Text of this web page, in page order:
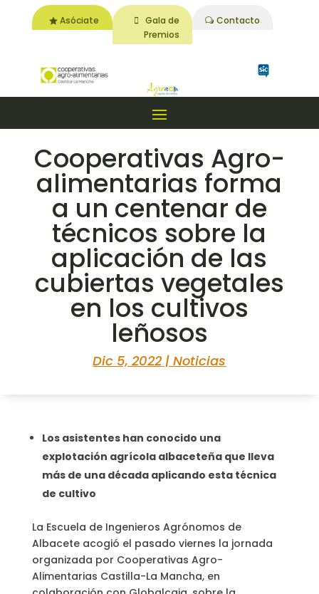
Asóciate
Gala de
Premios
Contacto
Cooperativas Agro-
alimentarias forma
a un centenar de
técnicos sobre la
aplicación de las
cubiertas vegetales
en los cultivos
leñosos
Dic 5, 2022 |Noticias
Los asistentes han conocido una
explotación agrícola albaceteña que lleva
más de una década aplicando esta técnica
de cultivo
La Escuela de Ingenieros Agrónomos de
Albacete acogió el pasado viernes la jornada
organizada por Cooperativas Agro-
Alimentarias Castilla-La Mancha, en